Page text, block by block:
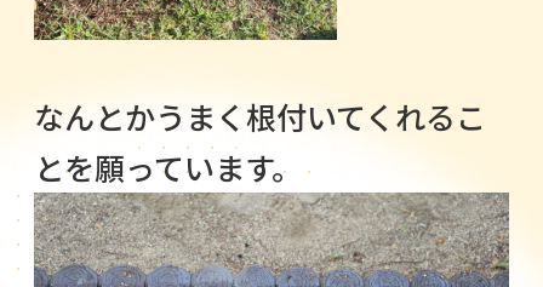
なんとかうまく根付いてくれるこ
とを願っています。